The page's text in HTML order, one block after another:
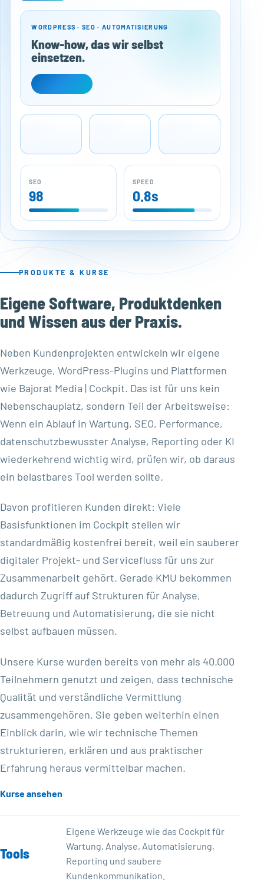
WORDPRESS · SEO · AUTOMATISIERUNG
Know-how, das wir selbst
einsetzen.
SEO
98
SPEED
0.8s
PRODUKTE & KURSE
Eigene Software, Produktdenken
und Wissen aus der Praxis.
Neben Kundenprojekten entwickeln wir eigene
Werkzeuge, WordPress-Plugins und Plattformen
wie Bajorat Media | Cockpit. Das ist für uns kein
Nebenschauplatz, sondern Teil der Arbeitsweise:
Wenn ein Ablauf in Wartung, SEO, Performance,
datenschutzbewusster Analyse, Reporting oder KI
wiederkehrend wichtig wird, prüfen wir, ob daraus
ein belastbares Tool werden sollte.
Davon profitieren Kunden direkt: Viele
Basisfunktionen im Cockpit stellen wir
standardmäßig kostenfrei bereit, weil ein sauberer
digitaler Projekt- und Servicefluss für uns zur
Zusammenarbeit gehört. Gerade KMU bekommen
dadurch Zugriff auf Strukturen für Analyse,
Betreuung und Automatisierung, die sie nicht
selbst aufbauen müssen.
Unsere Kurse wurden bereits von mehr als 40.000
Teilnehmern genutzt und zeigen, dass technische
Qualität und verständliche Vermittlung
zusammengehören. Sie geben weiterhin einen
Einblick darin, wie wir technische Themen
strukturieren, erklären und aus praktischer
Erfahrung heraus vermittelbar machen.
Kurse ansehen
Tools
Eigene Werkzeuge wie das Cockpit für
Wartung, Analyse, Automatisierung,
Reporting und saubere
Kundenkommunikation.